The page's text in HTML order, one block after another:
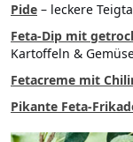
Pide – leckere
Feta-Dip mit
Kartoffeln &
Fetacreme mit
Pikante Feta-